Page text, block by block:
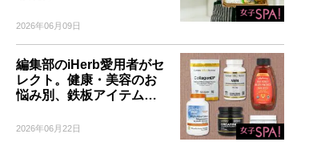
2026年06月09日
編集部のiHerb愛用者がセ
レクト。健康・美容のお
悩み別、鉄板アイテム…
2026年06月22日